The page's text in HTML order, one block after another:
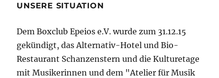
UNSERE SITUATION
Dem Boxclub Epeios e.V. wurde zum 31.12.15
gekündigt, das Alternativ-Hotel und Bio-
Restaurant Schanzenstern und die Kulturetage
mit Musikerinnen und dem "Atelier für Musik